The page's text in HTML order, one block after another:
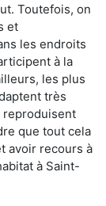
Toutefois, on
et
les endroits
à la
les plus
très
reproduisent
que tout cela
avoir recours à
à Saint-